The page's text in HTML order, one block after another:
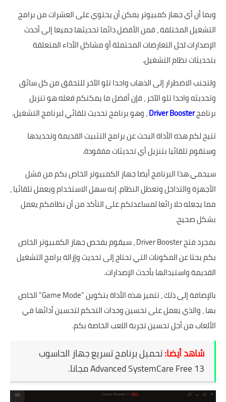
وبما أن أي جهاز كمبيوتر يمكن أن يحتوي على العشرات من برامج
التشغيل المختلفة ، فمن الأفضل دائما تحديثها جميعا إلى أحدث
الإصدارات لحل التعارضات المحتملة أو مشاكل الأداء المتعلقة
بتحديثات نظام التشغيل.
ولتجنب الاضطرار إلى الذهاب واحدا تلو الآخر للتحقق من كل سائق
وتحديثه واحدا تلو الآخر ، فإن أفضل ما يمكنكم فعله هو تنزيل
برنامجDriver Booster، وهو برنامج تحديث تلقائي لبرنامج التشغيل.
تتيح لكم هذه الأداة البحث عن برامج التثبيت القديمة وتحديدها
وستقوم تلقائيا بتنزيل أي تحديثات مفقودة.
سيحمي هذا البرنامج أيضا جهاز الكمبيوتر الخاص بكم من فشل
الأجهزة والتداخل وتعطل النظام. إنه سهل الاستخدام ويعمل تلقائيا ،
مما يجعله حلا رائعا لمساعدتكم على التأكد من أن نظامكم يعمل
بشكل صحيح.
بمجرد فتح Driver Booster ، سيقوم بفحص جهاز الكمبيوتر الخاص
بكم بحثا عن المكونات التي تحتاج إلى تحديث وإزالة برامج التشغيل
القديمة واستبدالها بأحدث الإصدارات.
بالإضافة إلى ذلك ، تتميز هذه الأداة بتكوين "Game Mode" الخاص
بها ، والذي يعمل على تحسين وحدات التحكم لتحسين أدائها في
الألعاب من أجل تحسين تجربة اللعب الخاصة بكم.
شاهد أيضا:تحميل برنامج تسريع جهاز الحاسوب
Advanced SystemCare Free 13 مجانا
.